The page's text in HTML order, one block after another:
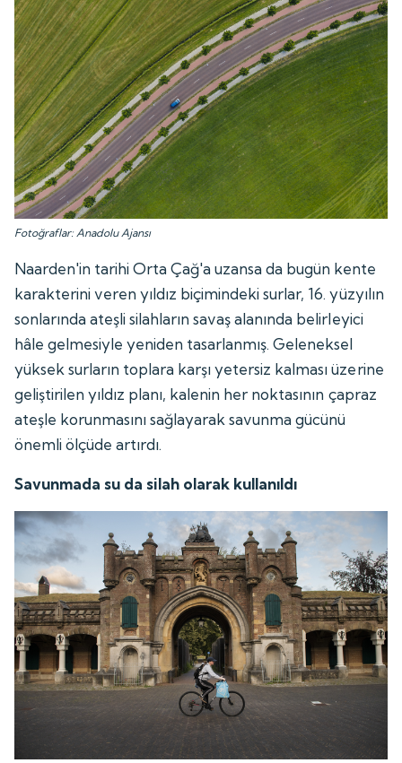
Fotoğraflar: Anadolu Ajansı
Naarden'in tarihi Orta Çağ'a uzansa da bugün kente
karakterini veren yıldız biçimindeki surlar, 16. yüzyılın
sonlarında ateşli silahların savaş alanında belirleyici
hâle gelmesiyle yeniden tasarlanmış. Geleneksel
yüksek surların toplara karşı yetersiz kalması üzerine
geliştirilen yıldız planı, kalenin her noktasının çapraz
ateşle korunmasını sağlayarak savunma gücünü
önemli ölçüde artırdı.
Savunmada su da silah olarak kullanıldı